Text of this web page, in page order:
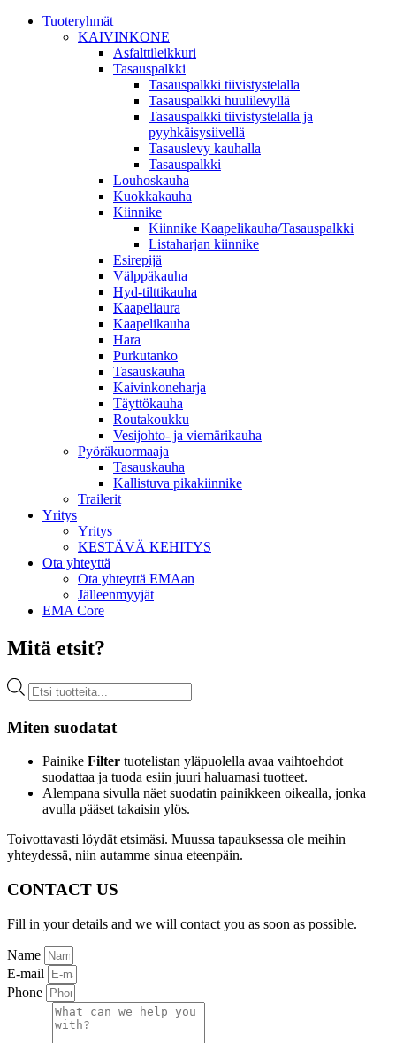
Tuoteryhmät
KAIVINKONE
Asfalttileikkuri
Tasauspalkki
Tasauspalkki tiivistystelalla
Tasauspalkki huulilevyllä
Tasauspalkki tiivistystelalla ja
pyyhkäisysiivellä
Tasauslevy kauhalla
Tasauspalkki
Louhoskauha
Kuokkakauha
Kiinnike
Kiinnike Kaapelikauha/Tasauspalkki
Listaharjan kiinnike
Esirepijä
Välppäkauha
Hyd-tilttikauha
Kaapeliaura
Kaapelikauha
Hara
Purkutanko
Tasauskauha
Kaivinkoneharja
Täyttökauha
Routakoukku
Vesijohto- ja viemärikauha
Pyöräkuormaaja
Tasauskauha
Kallistuva pikakiinnike
Trailerit
Yritys
Yritys
KESTÄVÄ KEHITYS
Ota yhteyttä
Ota yhteyttä EMAan
Jälleenmyyjät
EMA Core
Mitä etsit?
Products
search
Miten suodatat
Painike Filter tuotelistan yläpuolella avaa vaihtoehdot
suodattaa ja tuoda esiin juuri haluamasi tuotteet.
Alempana sivulla näet suodatin painikkeen oikealla, jonka
avulla pääset takaisin ylös.
Toivottavasti löydät etsimäsi. Muussa tapauksessa ole meihin
yhteydessä, niin autamme sinua eteenpäin.
CONTACT US
Fill in your details and we will contact you as soon as possible.
Name
E-mail
Phone